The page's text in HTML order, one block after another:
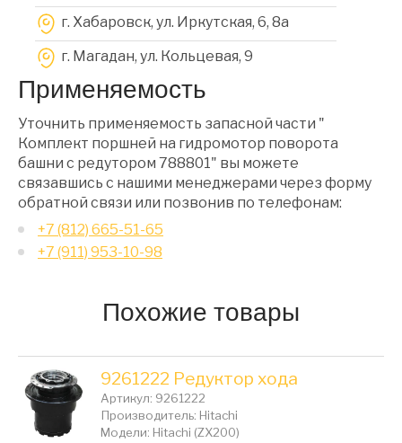
г. Хабаровск, ул. Иркутская, 6, 8a
г. Магадан, ул. Кольцевая, 9
Применяемость
Уточнить применяемость запасной части "
Комплект поршней на гидромотор поворота
башни с редутором 788801" вы можете
связавшись с нашими менеджерами через форму
обратной связи или позвонив по телефонам:
+7 (812) 665-51-65
+7 (911) 953-10-98
Похожие товары
9261222 Редуктор хода
Артикул: 9261222
Производитель: Hitachi
Модели: Hitachi (ZX200)